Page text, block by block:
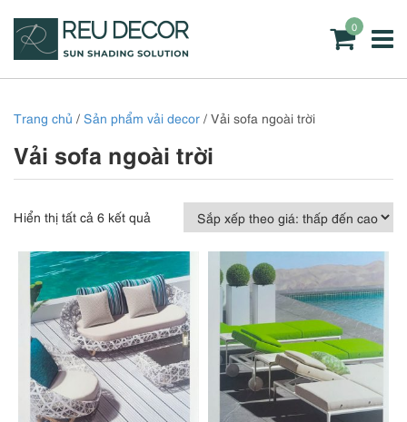
0
Trang chủ / Sản phẩm vải decor / Vải sofa ngoài trời
Vải sofa ngoài trời
Hiển thị tất cả 6 kết quả
xếp
theo
giá:
thấp
đến
cao